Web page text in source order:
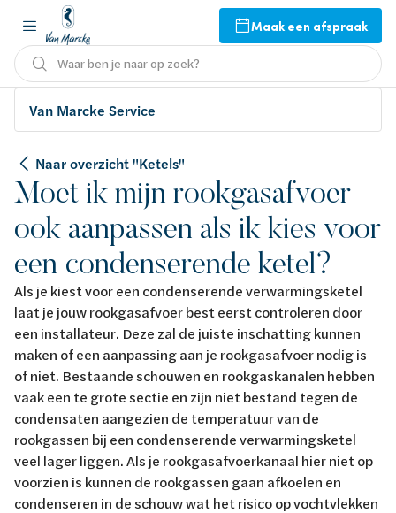
Maak een afspraak
Waar ben je naar op zoek?
Van Marcke Service
Naar overzicht "Ketels"
Moet ik mijn rookgasafvoer
ook aanpassen als ik kies voor
een condenserende ketel?
Als je kiest voor een condenserende verwarmingsketel
laat je jouw rookgasafvoer best eerst controleren door
een installateur. Deze zal de juiste inschatting kunnen
maken of een aanpassing aan je rookgasafvoer nodig is
of niet. Bestaande schouwen en rookgaskanalen hebben
vaak een te grote sectie en zijn niet bestand tegen de
condensaten aangezien de temperatuur van de
rookgassen bij een condenserende verwarmingsketel
veel lager liggen. Als je rookgasafvoerkanaal hier niet op
voorzien is kunnen de rookgassen gaan afkoelen en
condenseren in de schouw wat het risico op vochtvlekken